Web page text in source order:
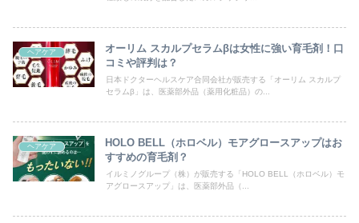
ヘアケア
オーリム スカルプセラムβは女性に強い育毛剤！口
コミや評判は？
日本ドクターヘルスケア合同会社が販売する「オーリム スカルプ
セラムβ」は、医薬部外品（薬用化粧品）の...
ヘアケア
HOLO BELL（ホロベル）モアグロースアップはお
すすめの育毛剤？
イルミノグループ（株）が販売する「HOLO BELL（ホロベル）モ
アグロースアップ」は、医薬部外品（...